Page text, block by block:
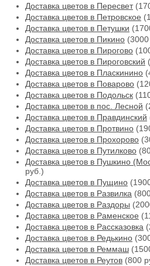
Доставка цветов в Пересвет
Доставка цветов в Петровское
Доставка цветов в Петушки
Доставка цветов в Пикино
Доставка цветов в Пирогово
Доставка цветов в Пироговский
Доставка цветов в Пласкинино
Доставка цветов в Поварово
Доставка цветов в Подольск
Доставка цветов в пос. Лесной
Доставка цветов в Правдинский
Доставка цветов в Протвино
Доставка цветов в Прохорово
Доставка цветов в Путилково
Доставка цветов в Пушкино
руб.)
Доставка цветов в Пущино
Доставка цветов в Развилка
Доставка цветов в Раздоры
Доставка цветов в Раменское
Доставка цветов в Рассказовка
Доставка цветов в Редькино
Доставка цветов в Реммаш
Доставка цветов в Реутов (800